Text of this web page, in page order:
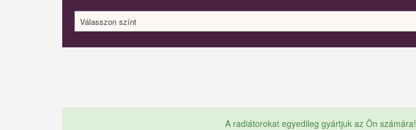
Válasszon színt
A radiátorokat egyedileg gyártjuk az Ön számára!